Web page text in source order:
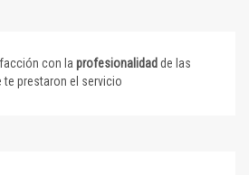
con la profesionalidad de las
te prestaron el servicio